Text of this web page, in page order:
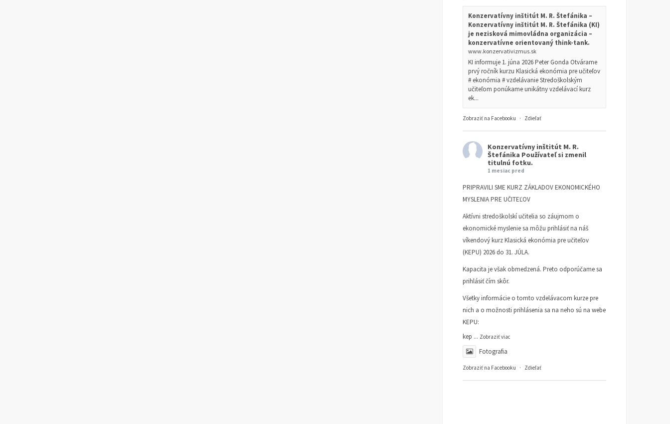
Konzervatívny inštitút M. R. Štefánika –
Konzervatívny inštitút M. R. Štefánika (KI)
je nezisková mimovládna organizácia –
konzervatívne orientovaný think-tank.
www.konzervativizmus.sk
KI informuje 1. júna 2026 Peter Gonda Otvárame
prvý ročník kurzu Klasická ekonómia pre učiteľov
# ekonómia # vzdelávanie Stredoškolským
učiteľom ponúkame unikátny vzdelávací kurz
ek...
Zobraziť na Facebooku · Zdieľať
Konzervatívny inštitút M. R.
Štefánika Používateľ si zmenil
titulnú fotku.
1 mesiac pred
PRIPRAVILI SME KURZ ZÁKLADOV EKONOMICKÉHO
MYSLENIA PRE UČITEĽOV
Aktívni stredoškolskí učitelia so záujmom o
ekonomické myslenie sa môžu prihlásiť na náš
víkendový kurz Klasická ekonómia pre učiteľov
(KEPU) 2026 do 31. JÚLA.
Kapacita je však obmedzená. Preto odporúčame sa
prihlásiť čím skôr.
Všetky informácie o tomto vzdelávacom kurze pre
nich a o možnosti prihlásenia sa na neho sú na webe
KEPU:
kep ... Zobraziť viac
Fotografia
Zobraziť na Facebooku · Zdieľať